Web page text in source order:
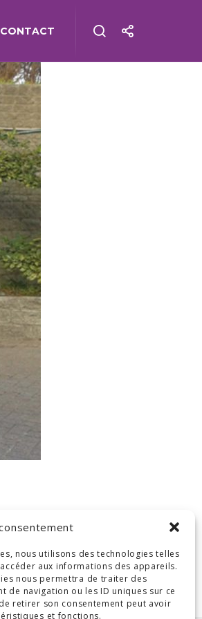
nous utilisons des technologies telles
aux informations des appareils.
nous permettra de traiter des
de navigation ou les ID uniques sur ce
retirer son consentement peut avoir
et fonctions.
CONTACT